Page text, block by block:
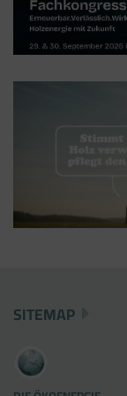
SITEMAP
ein
und